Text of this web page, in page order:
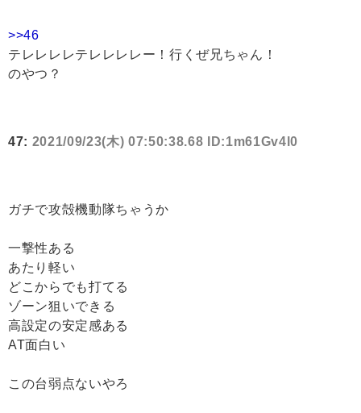
>>46
テレレレレテレレレレー！行くぜ兄ちゃん！
のやつ？
47: 2021/09/23(木) 07:50:38.68 ID:1m61Gv4l0
ガチで攻殻機動隊ちゃうか
一撃性ある
あたり軽い
どこからでも打てる
ゾーン狙いできる
高設定の安定感ある
AT面白い
この台弱点ないやろ